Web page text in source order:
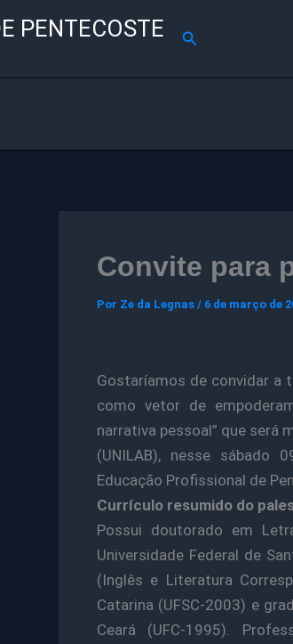
PENTECOSTE Pesquisar
Por Ze da Legnas / 6 de março de
Gostaríamos de convidar a
como vetor de
narrativa pessoal” que será
(UNILAB), nesse sábado
Educação Profissional de
Currículo resumido do
Possui doutorado em
Universidade Federal de
(Inglês e Literatura
Catarina (UFSC-2003) e
Ceará (UFC-1995).